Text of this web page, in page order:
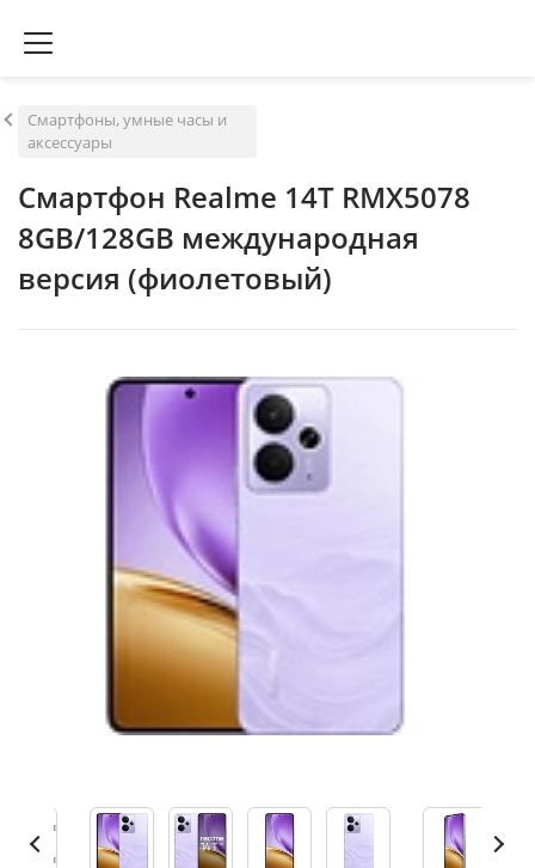
Смартфоны, умные часы и
аксессуары
Смартфон Realme 14T RMX5078
8GB/128GB международная
версия (фиолетовый)